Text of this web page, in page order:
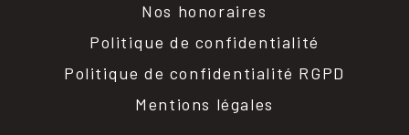
Nos honoraires
Politique de confidentialité
Politique de confidentialité RGPD
Mentions légales